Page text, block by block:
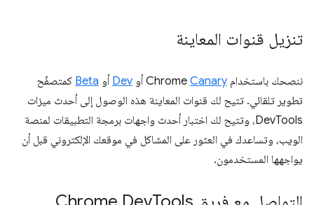
تنزيل قنوات المعاينة
ننصحك باستخدام Chrome Canary أو Dev أو Beta كمتصفّح
تطوير تلقائي. تتيح لك قنوات المعاينة هذه الوصول إلى أحدث ميزات
DevTools، وتتيح لك اختبار أحدث واجهات برمجة التطبيقات لمنصة
الويب، وتساعدك في العثور على المشاكل في موقعك الإلكتروني قبل أن
يواجهها المستخدمون.